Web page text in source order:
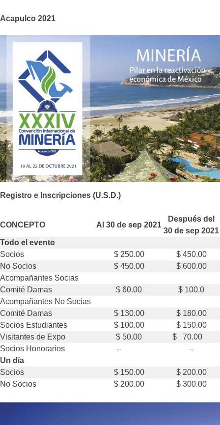
Acapulco 2021
Registro e Inscripciones (U.S.D.)
CONCEPTO Al 30 de sep 2021
Después del
30 de sep 2021
Todo el evento
Socios
$ 250.00
$ 450.00
No Socios
$ 450.00
$ 600.00
Acompañantes Socias
Comité Damas
$ 60.00
$ 100.0
Acompañantes No Socias
Comité Damas
$ 130.00
$ 180.00
Socios Estudiantes
$ 100.00
$ 150.00
Visitantes de Expo
$ 50.00
$ 70.00
Socios Honorarios
–
–
Un día
Socios
$ 150.00
$ 200.00
No Socios
$ 200.00 $ 300.00